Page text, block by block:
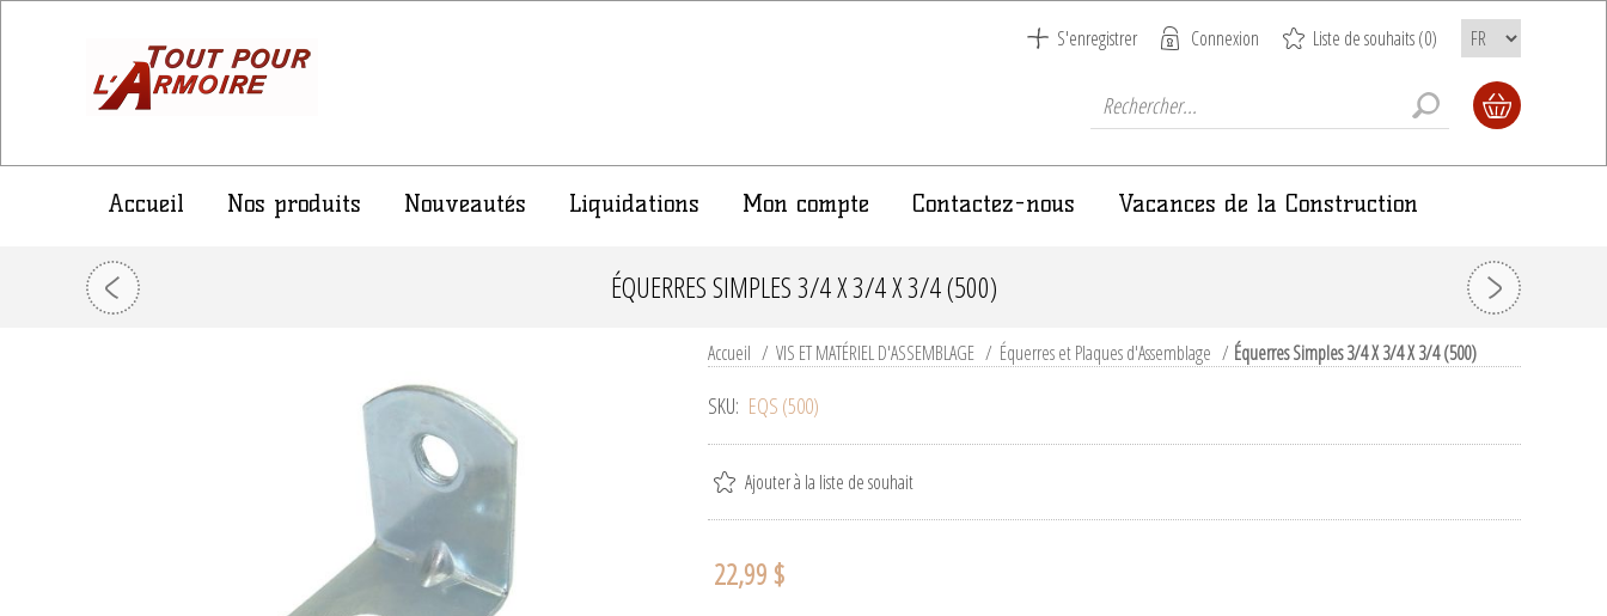
S'enregistrer Connexion Liste de souhaits(0)
Accueil Nos produits Nouveautés Liquidations Mon compte Contactez-nous Vacances de la Construction
ÉQUERRES SIMPLES 3/4 X 3/4 X 3/4 (500)
Accueil / VIS ET MATÉRIEL D'ASSEMBLAGE / Équerres et Plaques d'Assemblage / Équerres Simples 3/4 X 3/4 X 3/4 (500)
SKU: EQS (500)
Ajouter à la liste de souhait
22,99 $